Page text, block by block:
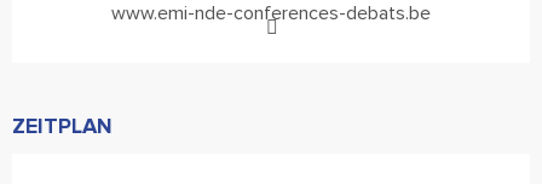
www.emi-nde-conferences-debats.be
ZEITPLAN